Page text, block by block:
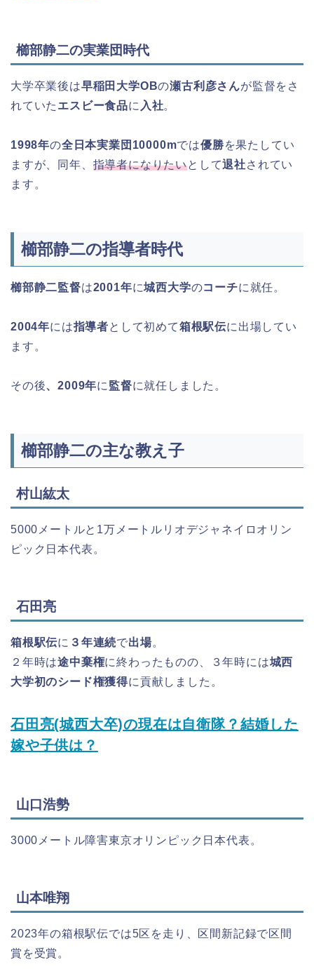
櫛部静二の実業団時代
大学卒業後は早稲田大学OBの瀬古利彦さんが監督をさ
れていた エスビー食品に 入社。
1998年の全日本実業団10000mでは優勝を果たしてい
ますが、同年、 指導者になりたいとして退社されてい
ます。
櫛部静二の指導者時代
櫛部静二監督は2001年に城西大学のコーチに就任。
2004年には指導者として初めて箱根駅伝に出場してい
ます。
その後、2009年に 監督に就任しました。
櫛部静二の主な教え子
村山紘太
5000メートルと1万メートルリオデジャネイロオリン
ピック日本代表。
石田亮
箱根駅伝に ３年連続で出場。
２年時は途中棄権に終わったものの、３年時には城西
大学初のシード権獲得に貢献しました。
石田亮(城西大卒)の現在は自衛隊？結婚した
嫁や子供は？
山口浩勢
3000メートル障害東京オリンピック日本代表。
山本唯翔
2023年の箱根駅伝では5区を走り、区間新記録で区間
賞を受賞。